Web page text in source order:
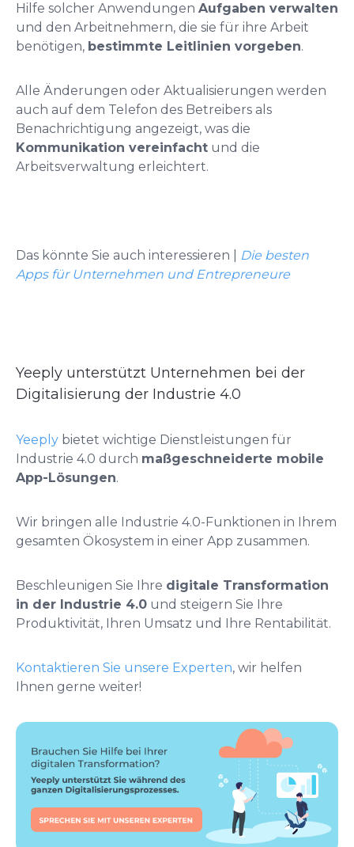
Hilfe solcher Anwendungen Aufgaben verwalten
und den Arbeitnehmern, die sie für ihre Arbeit
benötigen, bestimmte Leitlinien vorgeben.
Alle Änderungen oder Aktualisierungen werden
auch auf dem Telefon des Betreibers als
Benachrichtigung angezeigt, was die
Kommunikation vereinfacht und die
Arbeitsverwaltung erleichtert.
Das könnte Sie auch interessieren |
Die besten
Apps für Unternehmen und Entrepreneure
Yeeply unterstützt Unternehmen bei der
Digitalisierung der Industrie 4.0
Yeeply bietet wichtige Dienstleistungen für
Industrie 4.0 durch maßgeschneiderte mobile
App-Lösungen.
Wir bringen alle Industrie 4.0-Funktionen in Ihrem
gesamten Ökosystem in einer App zusammen.
Beschleunigen Sie Ihre digitale Transformation
in der Industrie 4.0 und steigern Sie Ihre
Produktivität, Ihren Umsatz und Ihre Rentabilität.
Kontaktieren Sie unsere Experten, wir helfen
Ihnen gerne weiter!